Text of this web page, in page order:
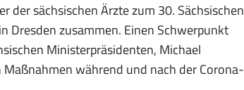
der sächsischen Ärzte zum 30. Sächsischen
Dresden zusammen. Einen Schwerpunkt
Ministerpräsidenten, Michael
während und nach der Corona-